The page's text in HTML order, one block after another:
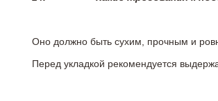
Оно должно быть сухим, прочным и
Перед укладкой рекомендуется